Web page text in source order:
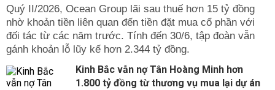
Quý II/2026, Ocean Group lãi sau thuế hơn 15 tỷ đồng
nhờ khoản tiền liên quan đến tiền đặt mua cổ phần với
đối tác từ các năm trước. Tính đến 30/6, tập đoàn vẫn
gánh khoản lỗ lũy kế hơn 2.344 tỷ đồng.
Kinh Bắc vẫn nợ Tân Hoàng Minh hơn
1.800 tỷ đồng từ thương vụ mua lại dự án